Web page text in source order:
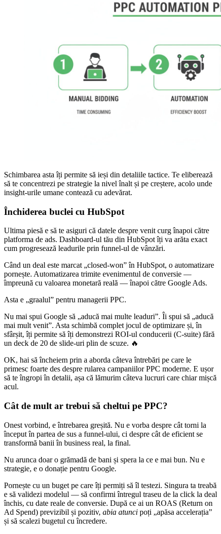
Schimbarea asta îți permite să ieși din detaliile tactice. Te eliberează
să te concentrezi pe strategie la nivel înalt și pe creștere, acolo unde
insight-urile umane contează cu adevărat.
Închiderea buclei cu HubSpot
Ultima piesă e să te asiguri că datele despre venit curg înapoi către
platforma de ads. Dashboard-ul tău din HubSpot îți va arăta exact
cum progresează leadurile prin funnel-ul de vânzări.
Când un deal este marcat „closed-won” în HubSpot, o automatizare
pornește. Automatizarea trimite evenimentul de conversie —
împreună cu valoarea monetară reală — înapoi către Google Ads.
Asta e „graalul” pentru managerii PPC.
Nu mai spui Google să „aducă mai multe leaduri”. Îi spui să „aducă
mai mult venit”. Asta schimbă complet jocul de optimizare și, în
sfârșit, îți permite să îți demonstrezi ROI-ul conducerii (C-suite) fără
un deck de 20 de slide-uri plin de scuze. 🔥
OK, hai să încheiem prin a aborda câteva întrebări pe care le
primesc foarte des despre rularea campaniilor PPC moderne. E ușor
să te îngropi în detalii, așa că lămurim câteva lucruri care chiar mișcă
acul.
Cât de mult ar trebui să cheltui pe PPC?
Onest vorbind, e întrebarea greșită. Nu e vorba despre cât torni la
început în partea de sus a funnel-ului, ci despre cât de eficient se
transformă banii în business real, la final.
Nu arunca doar o grămadă de bani și spera la ce e mai bun. Nu e
strategie, e o donație pentru Google.
Pornește cu un buget pe care îți permiți să îl testezi. Singura ta treabă
e să validezi modelul — să confirmi întregul traseu de la click la deal
închis, cu date reale de conversie. După ce ai un ROAS (Return on
Ad Spend) previzibil și pozitiv, abia atunci poți „apăsa accelerația”
și să scalezi bugetul cu încredere.